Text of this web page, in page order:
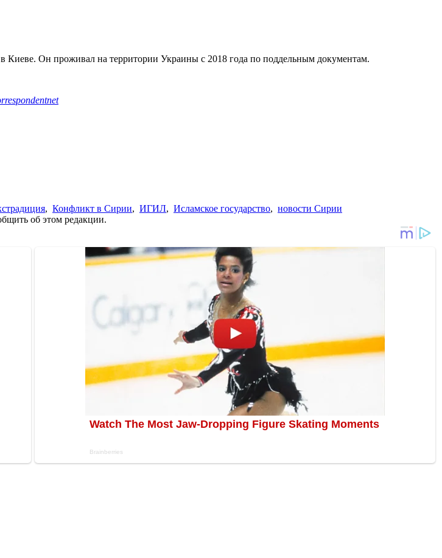
в Киеве. Он проживал на территории Украины с 2018 года по поддельным документам.
, Конфликт в Сирии, ИГИЛ, Исламское государство, новости Сирии
об этом редакции.